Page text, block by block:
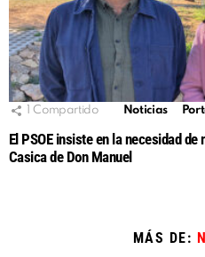
Compartido Noticias
El PSOE insiste en la necesidad
Casica de Don Manuel
MÁS DE: